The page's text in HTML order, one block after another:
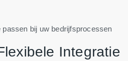
passen bij uw bedrijfsprocessen
Integratie